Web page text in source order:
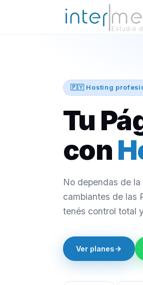
🇵🇾 Hosting
Tu
con
No dependas de
cambiantes de las
tenés control total
Ver planes